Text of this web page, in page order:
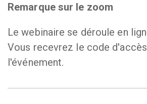
Remarque sur le zoom
Le webinaire se déroule en
Vous recevrez le code
l'événement.